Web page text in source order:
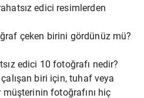
edici resimlerden
çeken birini gördünüz mü?
edici 10 fotoğrafı nedir?
biri için, tuhaf veya
fotoğrafını hiç